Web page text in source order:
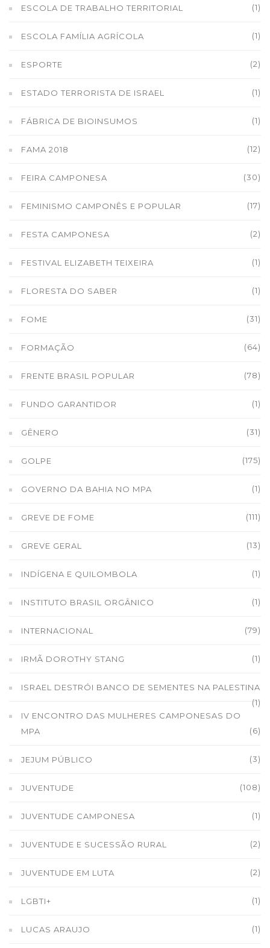
ESCOLA DE TRABALHO TERRITORIAL (1)
ESCOLA FAMÍLIA AGRÍCOLA (1)
ESPORTE (2)
ESTADO TERRORISTA DE ISRAEL (1)
FÁBRICA DE BIOINSUMOS (1)
FAMA 2018 (12)
FEIRA CAMPONESA (30)
FEMINISMO CAMPONÊS E POPULAR (17)
FESTA CAMPONESA (2)
FESTIVAL ELIZABETH TEIXEIRA (1)
FLORESTA DO SABER (1)
FOME (31)
FORMAÇÃO (64)
FRENTE BRASIL POPULAR (78)
FUNDO GARANTIDOR (1)
GÊNERO (31)
GOLPE (175)
GOVERNO DA BAHIA NO MPA (1)
GREVE DE FOME (111)
GREVE GERAL (13)
INDÍGENA E QUILOMBOLA (1)
INSTITUTO BRASIL ORGÂNICO (1)
INTERNACIONAL (79)
IRMÃ DOROTHY STANG (1)
ISRAEL DESTRÓI BANCO DE SEMENTES NA PALESTINA
(1)
IV ENCONTRO DAS MULHERES CAMPONESAS DO
MPA
(6)
JEJUM PÚBLICO (3)
JUVENTUDE (108)
JUVENTUDE CAMPONESA (1)
JUVENTUDE E SUCESSÃO RURAL (2)
JUVENTUDE EM LUTA (2)
LGBTI+ (1)
LUCAS ARAUJO (1)